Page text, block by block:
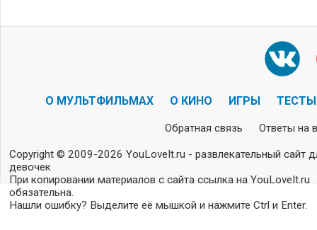
О МУЛЬТФИЛЬМАХ О КИНО ИГРЫ ТЕСТЫ
Обратная связь Ответы на
Copyright © 2009-2026 YouLoveIt.ru - развлекательный сайт
девочек
При копировании материалов с сайта ссылка на YouLoveIt.ru
обязательна.
Нашли ошибку? Выделите её мышкой и нажмите Ctrl и Enter.